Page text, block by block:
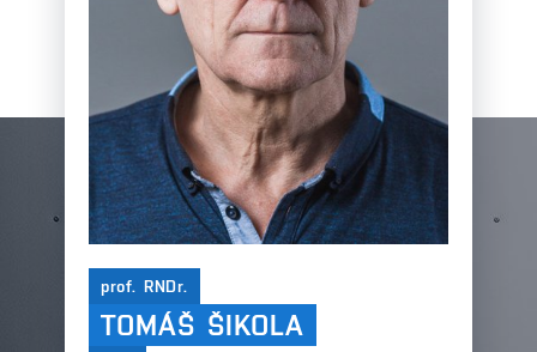
prof. RNDr.
TOMÁŠ ŠIKOLA